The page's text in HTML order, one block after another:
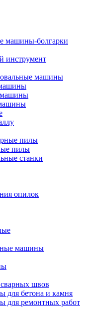
машины-болгарки
инструмент
машины
машины
пилы
пилы
станки
опилок
машины
швов
бетона и камня
ремонтных работ